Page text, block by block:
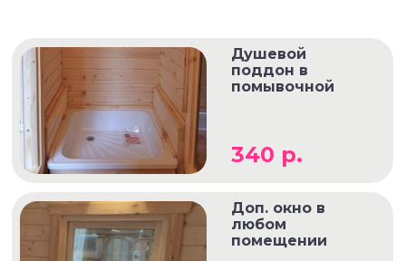
Доп. окно в
любом
помещении
340 р.
Душевой
поддон в
помывочной